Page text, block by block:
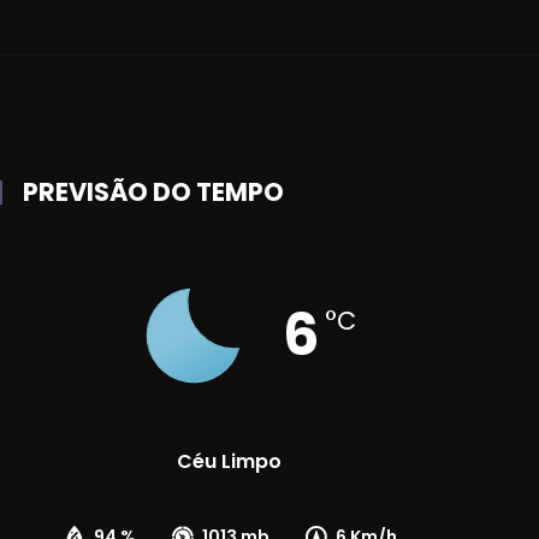
PREVISÃO DO TEMPO
6 °C
Céu Limpo